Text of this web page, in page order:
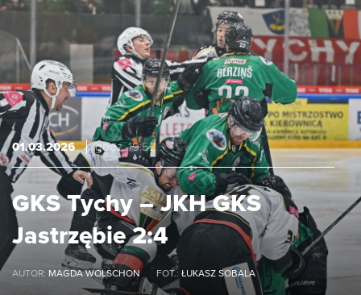
01.03.2026 godz. 19:52
GKS Tychy – JKH GKS
Jastrzębie 2:4
AUTOR: MAGDA WOLSCHON FOT.: ŁUKASZ SOBALA